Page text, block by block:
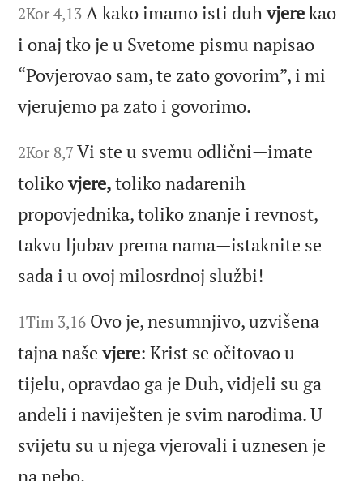
2Kor 4,13 A kako imamo isti duhvjerekao
i onaj tko je u Svetome pismu napisao
“Povjerovao sam, te zato govorim”, i mi
vjerujemo pa zato i govorimo.
2Kor 8,7 Vi ste u svemu odlični—imate
tolikovjere,toliko nadarenih
propovjednika, toliko znanje i revnost,
takvu ljubav prema nama—istaknite se
sada i u ovoj milosrdnoj službi!
1Tim 3,16 Ovo je, nesumnjivo, uzvišena
tajna naševjere: Krist se očitovao u
tijelu, opravdao ga je Duh, vidjeli su ga
anđeli i naviješten je svim narodima. U
svijetu su u njega vjerovali i uznesen je
na nebo.